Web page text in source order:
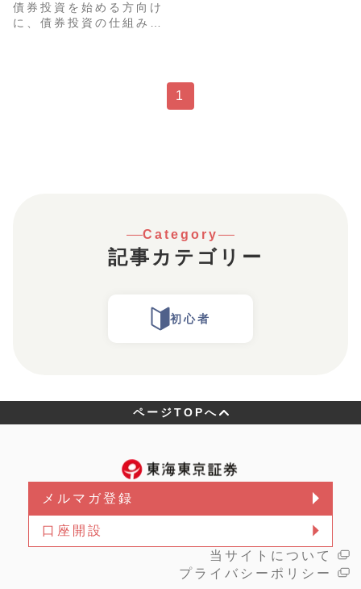
リットや選び方のポイ
ントを解説
債券投資を始める方向け
に、債券投資の仕組みや
1
Category
記事カテゴリー
初心者
ページTOPへ
メルマガ登録
口座開設
当サイトについて
プライバシーポリシー